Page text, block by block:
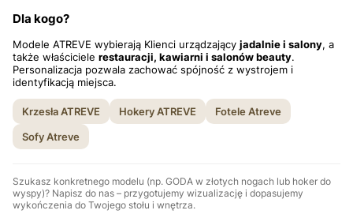
Dla kogo?
Modele ATREVE wybierają Klienci urządzający jadalnie i salony, a
także właściciele restauracji, kawiarni i salonów beauty.
Personalizacja pozwala zachować spójność z wystrojem i
identyfikacją miejsca.
Krzesła ATREVE Hokery ATREVE
Fotele Atreve
Sofy Atreve
Szukasz konkretnego modelu (np. GODA w złotych nogach lub hoker do
wyspy)? Napisz do nas – przygotujemy wizualizację i dopasujemy
wykończenia do Twojego stołu i wnętrza.